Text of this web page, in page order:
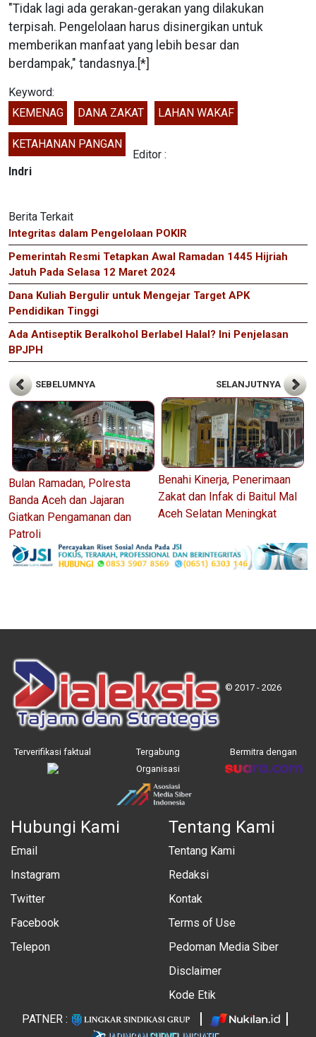
"Tidak lagi ada gerakan-gerakan yang dilakukan
terpisah. Pengelolaan harus disinergikan untuk
memberikan manfaat yang lebih besar dan
berdampak," tandasnya.[*]
Keyword:
KEMENAG
DANA ZAKAT LAHAN WAKAF
KETAHANAN PANGAN
Editor :
Indri
Berita Terkait
Integritas dalam Pengelolaan POKIR
Pemerintah Resmi Tetapkan Awal Ramadan 1445 Hijriah
Jatuh Pada Selasa 12 Maret 2024
Dana Kuliah Bergulir untuk Mengejar Target APK
Pendidikan Tinggi
Ada Antiseptik Beralkohol Berlabel Halal? Ini Penjelasan
BPJPH
SEBELUMNYA
Bulan Ramadan, Polresta
Banda Aceh dan Jajaran
Giatkan Pengamanan dan
Patroli
SELANJUTNYA
Benahi Kinerja, Penerimaan
Zakat dan Infak di Baitul Mal
Aceh Selatan Meningkat
© 2017 - 2026
Terverifikasi faktual
Tergabung
Organisasi
Bermitra dengan
Hubungi Kami
Email
Instagram
Twitter
Facebook
Telepon
Tentang Kami
Tentang Kami
Redaksi
Kontak
Terms of Use
Pedoman Media Siber
Disclaimer
Kode Etik
PATNER :